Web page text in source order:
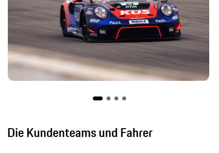
Die Kundenteams und Fahrer